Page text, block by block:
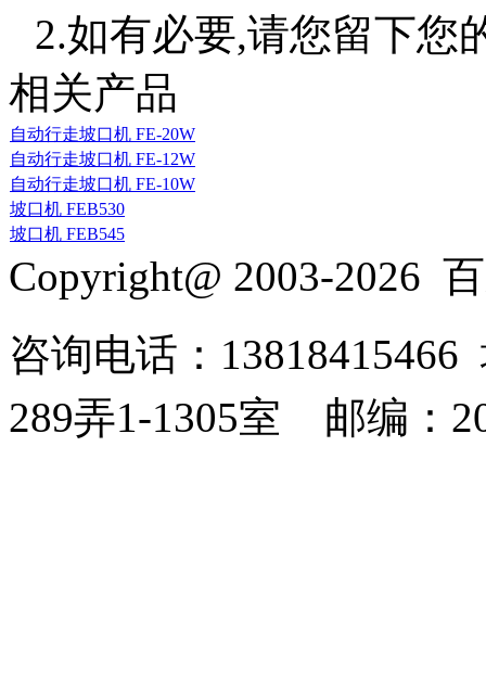
2.如有必要,请您留下您
相关产品
自动行走坡口机 FE-20W
自动行走坡口机 FE-12W
自动行走坡口机 FE-10W
坡口机 FEB530
坡口机 FEB545
Copyright@ 2003-2026 百
咨询电话：
289弄1-1305室
邮编：